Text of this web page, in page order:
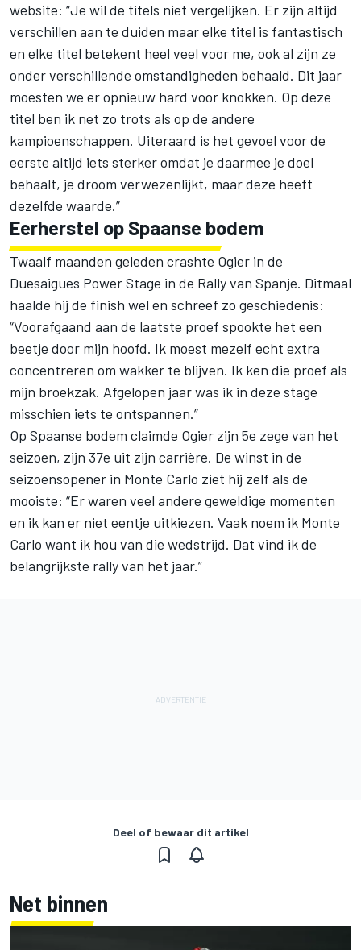
website: “Je wil de titels niet vergelijken. Er zijn altijd
verschillen aan te duiden maar elke titel is fantastisch
en elke titel betekent heel veel voor me, ook al zijn ze
onder verschillende omstandigheden behaald. Dit jaar
moesten we er opnieuw hard voor knokken. Op deze
titel ben ik net zo trots als op de andere
kampioenschappen. Uiteraard is het gevoel voor de
eerste altijd iets sterker omdat je daarmee je doel
behaalt, je droom verwezenlijkt, maar deze heeft
dezelfde waarde.”
Eerherstel op Spaanse bodem
Twaalf maanden geleden crashte Ogier in de
Duesaigues Power Stage in de Rally van Spanje. Ditmaal
haalde hij de finish wel en schreef zo geschiedenis:
“Voorafgaand aan de laatste proef spookte het een
beetje door mijn hoofd. Ik moest mezelf echt extra
concentreren om wakker te blijven. Ik ken die proef als
mijn broekzak. Afgelopen jaar was ik in deze stage
misschien iets te ontspannen.”
Op Spaanse bodem claimde Ogier zijn 5e zege van het
seizoen, zijn 37e uit zijn carrière. De winst in de
seizoensopener in Monte Carlo ziet hij zelf als de
mooiste: “Er waren veel andere geweldige momenten
en ik kan er niet eentje uitkiezen. Vaak noem ik Monte
Carlo want ik hou van die wedstrijd. Dat vind ik de
belangrijkste rally van het jaar.”
Deel of bewaar dit artikel
Net binnen